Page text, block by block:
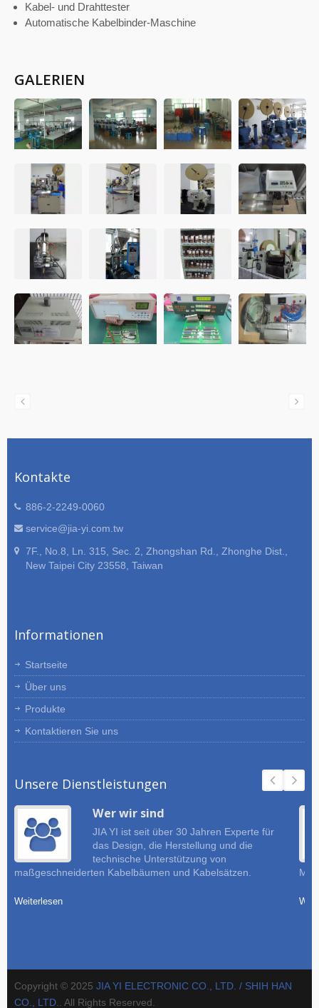
Kabel- und Drahttester
Automatische Kabelbinder-Maschine
GALERIEN
Kontakte
886-2-2249-0060
service@jia-yi.com.tw
7F., No.8, Ln. 315, Sec. 2, Zhongshan Rd., Zhonghe Dist.,
New Taipei City 23558, Taiwan
Informationen
Startseite
Über uns
Produkte
Kontaktieren Sie uns
Unsere Dienstleistungen
Wer wir sind
JIA YI ist seit über 30 Jahren Experte für
das Design, die Herstellung und die
technische Unterstützung von
maßgeschneiderten Kabelbäumen und Kabelsätzen.
Weiterlesen
Copyright © 2025 JIA YI ELECTRONIC CO., LTD. / SHIH HAN
CO., LTD.. All Rights Reserved.